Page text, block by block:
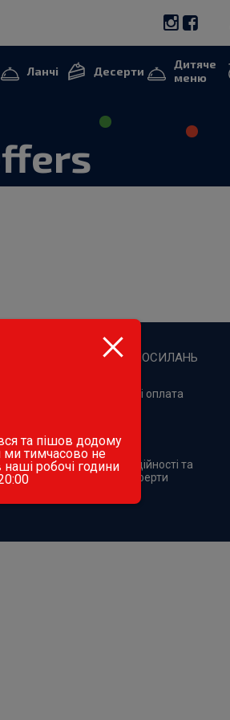
Ланчі Десерти
Дитяче
меню
БІЛЬШЕ ПОСИЛАНЬ
Доставка і оплата
Політика
конфіденційності та
договір оферти
та пішов додому
ми тимчасово не
робочі години